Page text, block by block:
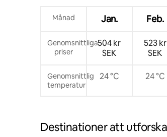
Månad Jan. Feb.
Genomsnittliga
priser
504 kr
SEK
523 kr
SEK
Genomsnittlig
temperatur
24 °C 24 °C
Destinationer att utforska